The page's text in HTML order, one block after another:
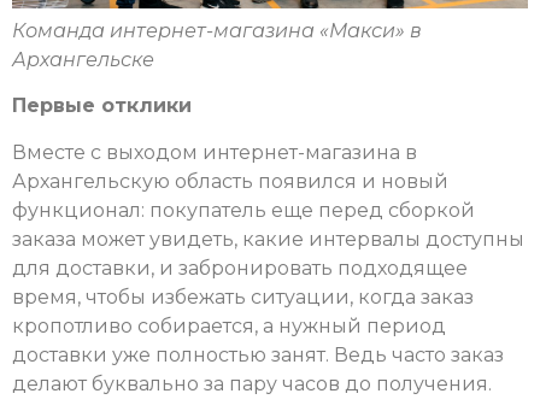
Команда интернет-магазина «Макси» в
Архангельске
Первые отклики
Вместе с выходом интернет-магазина в
Архангельскую область появился и новый
функционал: покупатель еще перед сборкой
заказа может увидеть, какие интервалы доступны
для доставки, и забронировать подходящее
время, чтобы избежать ситуации, когда заказ
кропотливо собирается, а нужный период
доставки уже полностью занят. Ведь часто заказ
делают буквально за пару часов до получения.